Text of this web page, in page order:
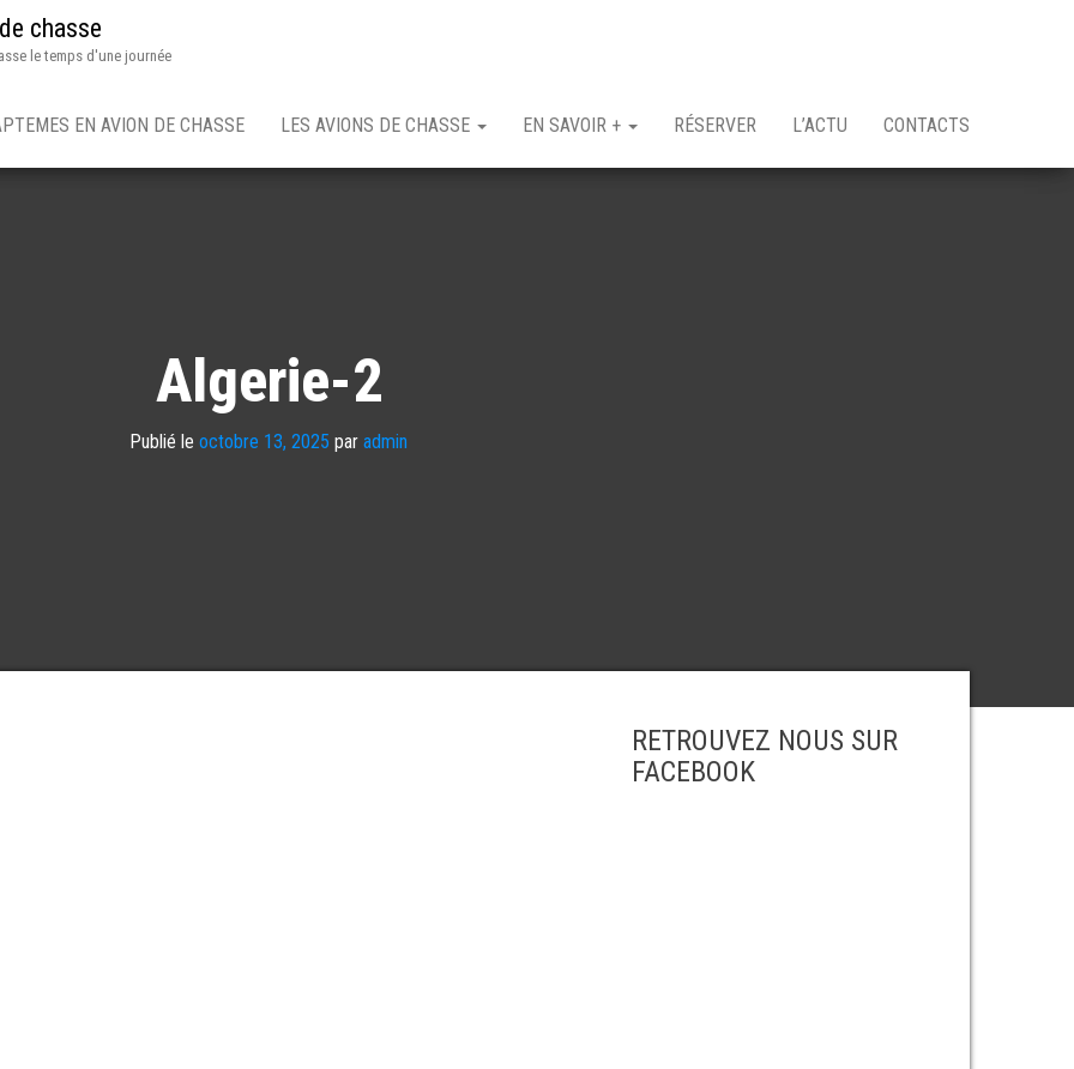
chasse
le temps d'une journée
EN AVION DE CHASSE LES AVIONS DE CHASSE EN SAVOIR + RÉSERVER L’ACTU CONTACTS
Algerie-2
Publié le octobre 13, 2025 par admin
RETROUVEZ NOUS SUR
FACEBOOK